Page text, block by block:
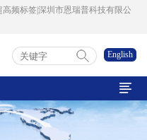
频标签|深圳市恩瑞普科技有限公
English
